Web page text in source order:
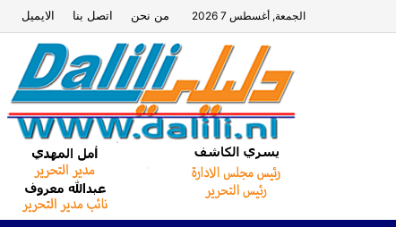
الجمعة, أغسطس 7 2026 من نحن اتصل بنا الايميل